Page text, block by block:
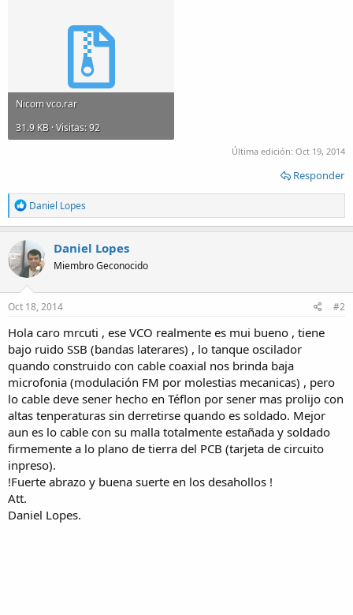
Nicom vco.rar
31.9 KB · Visitas: 92
Última edición: Oct 19, 2014
Responder
R
e
a
c
t
i
o
n
s
Daniel Lopes
Daniel Lopes
Miembro Geconocido
Oct 18, 2014 #2
Hola caro mrcuti , ese VCO realmente es mui bueno , tiene
bajo ruido SSB (bandas laterares) , lo tanque oscilador
quando construido con cable coaxial nos brinda baja
microfonia (modulación FM por molestias mecanicas) , pero
lo cable deve sener hecho en Téflon por sener mas prolijo con
altas tenperaturas sin derretirse quando es soldado. Mejor
aun es lo cable con su malla totalmente estañada y soldado
firmemente a lo plano de tierra del PCB (tarjeta de circuito
inpreso).
!Fuerte abrazo y buena suerte en los desahollos !
Att.
Daniel Lopes.